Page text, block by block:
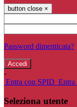
button close ×
Password dimenticata?
-
Entra con SPID Entra
Seleziona utente